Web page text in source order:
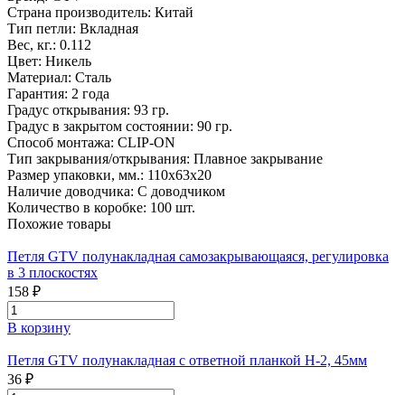
Страна производитель: Китай
Тип петли: Вкладная
Вес, кг.: 0.112
Цвет: Никель
Материал: Сталь
Гарантия: 2 года
Градус открывания: 93 гр.
Градус в закрытом состоянии: 90 гр.
Способ монтажа: CLIP-ON
Тип закрывания/открывания: Плавное закрывание
Размер упаковки, мм.: 110х63х20
Наличие доводчика: С доводчиком
Количество в коробке: 100 шт.
Похожие товары
Петля GTV полунакладная самозакрывающаяся, регулировка
в 3 плоскостях
158 ₽
В корзину
Петля GTV полунакладная с ответной планкой H-2, 45мм
36 ₽